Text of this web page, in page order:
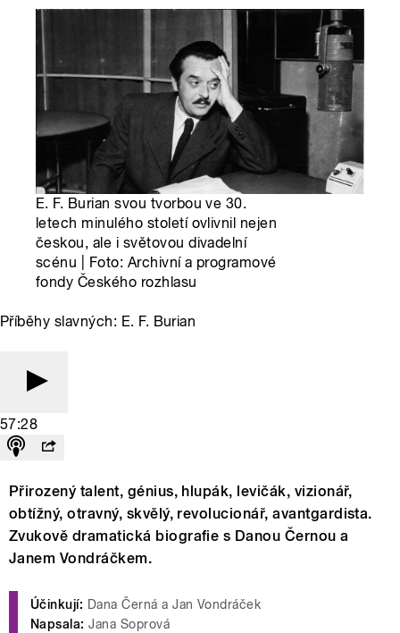
E. F. Burian svou tvorbou ve 30.
letech minulého století ovlivnil nejen
českou, ale i světovou divadelní
scénu | Foto: Archivní a programové
fondy Českého rozhlasu
Příběhy slavných: E. F. Burian
57:28
Přirozený talent, génius, hlupák, levičák, vizionář,
obtížný, otravný, skvělý, revolucionář, avantgardista.
Zvukově dramatická biografie s Danou Černou a
Janem Vondráčkem.
Účinkují: Dana Černá a Jan Vondráček
Napsala: Jana Soprová